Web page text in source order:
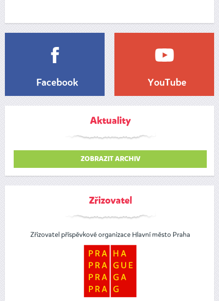
Facebook YouTube
Aktuality
ZOBRAZIT ARCHIV
Zřizovatel
Zřizovatel příspěvkové organizace Hlavní město Praha